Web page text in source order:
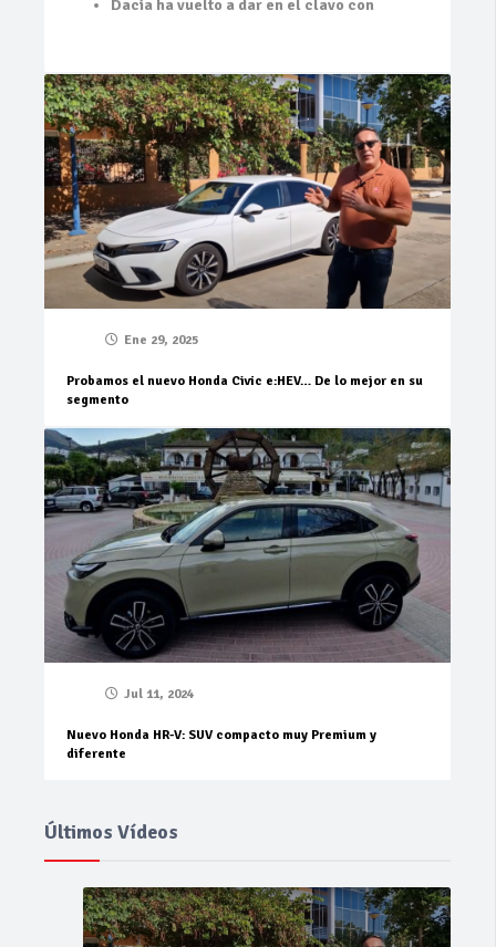
Dacia ha vuelto a dar en el clavo con
Ene 29, 2025
Probamos el nuevo Honda Civic e:HEV… De lo mejor en su
segmento
Jul 11, 2024
Nuevo Honda HR-V: SUV compacto muy Premium y
diferente
Últimos Vídeos